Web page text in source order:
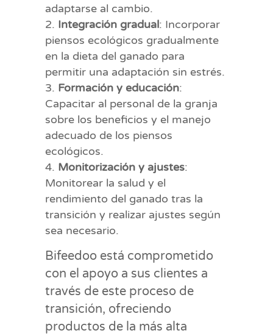
adaptarse al cambio.
Integración gradual: Incorporar
piensos ecológicos gradualmente
en la dieta del ganado para
permitir una adaptación sin estrés.
Formación y educación:
Capacitar al personal de la granja
sobre los beneficios y el manejo
adecuado de los piensos
ecológicos.
Monitorización y ajustes:
Monitorear la salud y el
rendimiento del ganado tras la
transición y realizar ajustes según
sea necesario.
Bifeedoo está comprometido
con el apoyo a sus clientes a
través de este proceso de
transición, ofreciendo
productos de la más alta